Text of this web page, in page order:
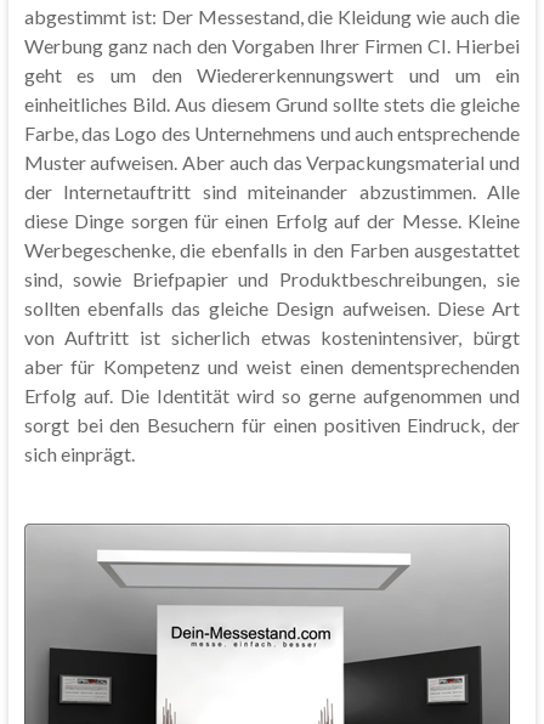
abgestimmt ist: Der Messestand, die Kleidung wie auch die
Werbung ganz nach den Vorgaben Ihrer Firmen CI. Hierbei
geht es um den Wiedererkennungswert und um ein
einheitliches Bild. Aus diesem Grund sollte stets die gleiche
Farbe, das Logo des Unternehmens und auch entsprechende
Muster aufweisen. Aber auch das Verpackungsmaterial und
der Internetauftritt sind miteinander abzustimmen. Alle
diese Dinge sorgen für einen Erfolg auf der Messe. Kleine
Werbegeschenke, die ebenfalls in den Farben ausgestattet
sind, sowie Briefpapier und Produktbeschreibungen, sie
sollten ebenfalls das gleiche Design aufweisen. Diese Art
von Auftritt ist sicherlich etwas kostenintensiver, bürgt
aber für Kompetenz und weist einen dementsprechenden
Erfolg auf. Die Identität wird so gerne aufgenommen und
sorgt bei den Besuchern für einen positiven Eindruck, der
sich einprägt.